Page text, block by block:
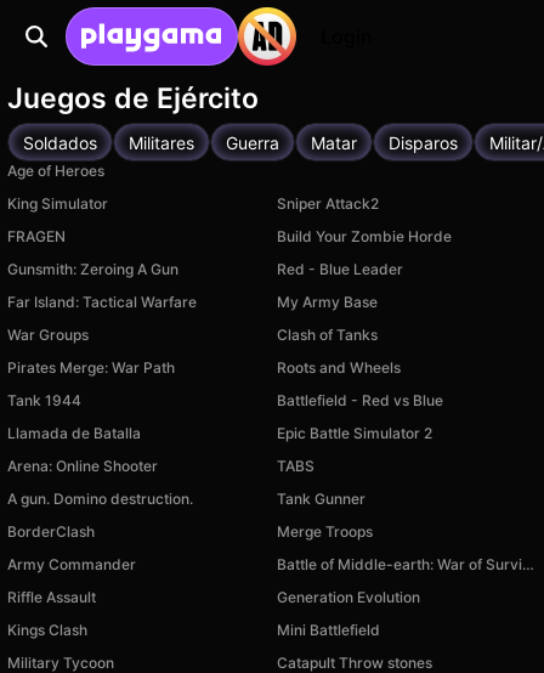
Juegos de Ejército
Soldados Militares Guerra Matar Disparos
Age of Heroes
King Simulator
Sniper Attack2
FRAGEN
Build Your Zombie Horde
Gunsmith: Zeroing A Gun
Red - Blue Leader
Far Island: Tactical Warfare
My Army Base
War Groups
Clash of Tanks
Pirates Merge: War Path
Roots and Wheels
Tank 1944
Battlefield - Red vs Blue
Llamada de Batalla
Epic Battle Simulator 2
Arena: Online Shooter
TABS
A gun. Domino destruction.
Tank Gunner
BorderClash
Merge Troops
Army Commander
Battle of Middle-earth: War of Survival
Riffle Assault
Generation Evolution
Kings Clash
Mini Battlefield
Military Tycoon
Catapult Throw stones